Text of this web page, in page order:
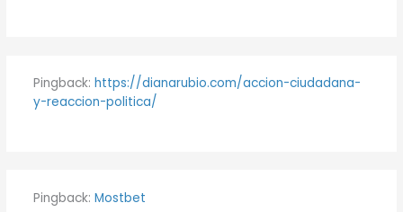
Pingback: https://dianarubio.com/accion-ciudadana-
y-reaccion-politica/
Pingback: Mostbet